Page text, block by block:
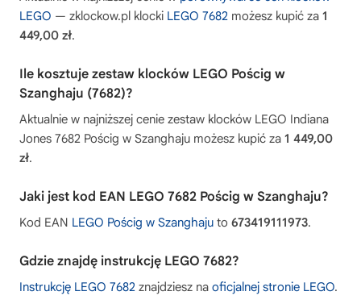
LEGO — zklockow.pl klocki LEGO 7682 możesz kupić za 1
449,00 zł.
Ile kosztuje zestaw klocków LEGO Pościg w
Szanghaju (7682)?
Aktualnie w najniższej cenie zestaw klocków LEGO Indiana
Jones 7682 Pościg w Szanghaju możesz kupić za 1 449,00
zł.
Jaki jest kod EAN LEGO 7682 Pościg w Szanghaju?
Kod EAN LEGO Pościg w Szanghaju to 673419111973.
Gdzie znajdę instrukcję LEGO 7682?
Instrukcję LEGO 7682 znajdziesz na oficjalnej stronie LEGO.